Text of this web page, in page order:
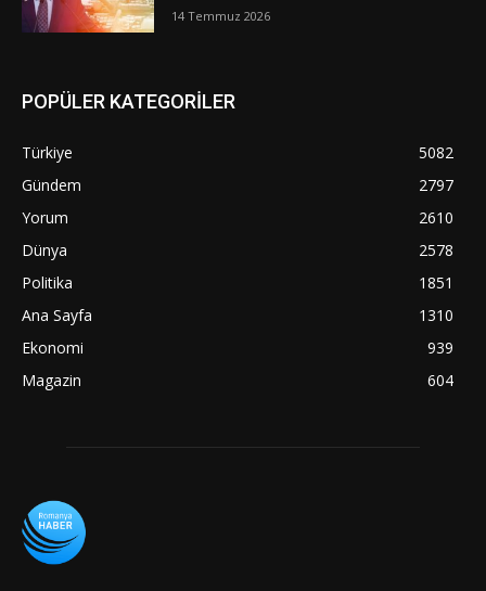
14 Temmuz 2026
POPÜLER KATEGORİLER
Türkiye
5082
Gündem
2797
Yorum
2610
Dünya
2578
Politika
1851
Ana Sayfa
1310
Ekonomi
939
Magazin
604